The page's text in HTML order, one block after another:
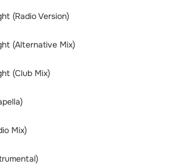
(Radio Version)
(Alternative Mix)
(Club Mix)
Mix)